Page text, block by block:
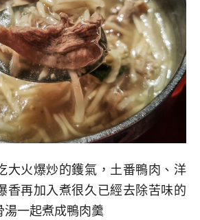
大火爆炒的鑊氣，土番鴨肉、洋
香再加入煮很久已經去除苦味的
一起煮成鴨肉羹